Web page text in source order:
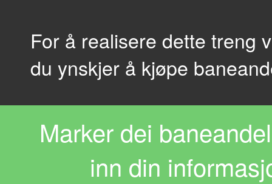
For å realisere dette treng
du ynskjer å kjøpe
Marker dei
inn din